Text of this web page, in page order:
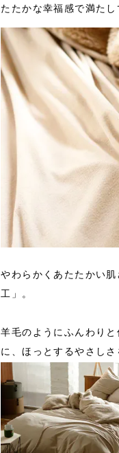
たたかな幸福感で満たし
やわらかくあたたかい
工」。
羊毛のようにふんわり
に、ほっとするやさし